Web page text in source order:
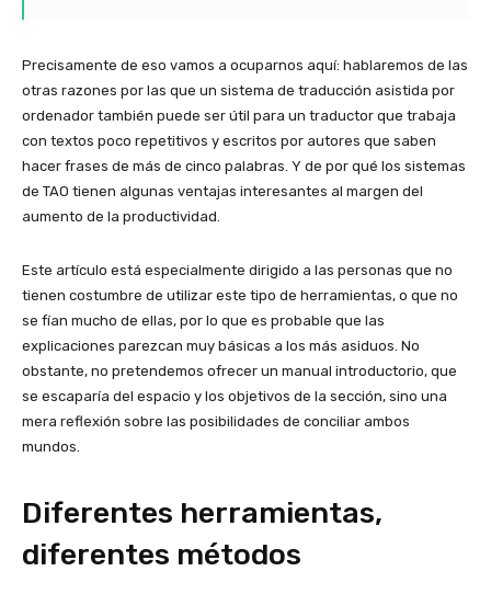
Precisamente de eso vamos a ocuparnos aquí: hablaremos de las
otras razones por las que un sistema de traducción asistida por
ordenador también puede ser útil para un traductor que trabaja
con textos poco repetitivos y escritos por autores que saben
hacer frases de más de cinco palabras. Y de por qué los sistemas
de TAO tienen algunas ventajas interesantes al margen del
aumento de la productividad.
Este artículo está especialmente dirigido a las personas que no
tienen costumbre de utilizar este tipo de herramientas, o que no
se fían mucho de ellas, por lo que es probable que las
explicaciones parezcan muy básicas a los más asiduos. No
obstante, no pretendemos ofrecer un manual introductorio, que
se escaparía del espacio y los objetivos de la sección, sino una
mera reflexión sobre las posibilidades de conciliar ambos
mundos.
Diferentes herramientas,
diferentes métodos